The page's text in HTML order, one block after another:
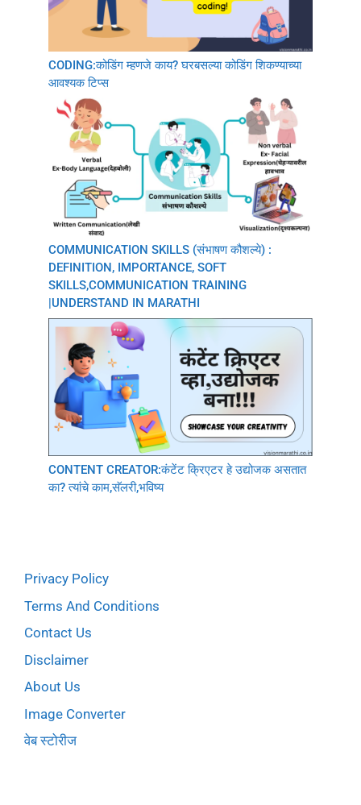
CODING:कोडिंग म्हणजे काय? घरबसल्या कोडिंग शिकण्याच्या
आवश्यक टिप्स
COMMUNICATION SKILLS (संभाषण कौशल्ये) :
DEFINITION, IMPORTANCE, SOFT
SKILLS,COMMUNICATION TRAINING
|UNDERSTAND IN MARATHI
CONTENT CREATOR:कंटेंट क्रिएटर हे उद्योजक असतात
का? त्यांचे काम,सॅलरी,भविष्य
Privacy Policy
Terms And Conditions
Contact Us
Disclaimer
About Us
Image Converter
वेब स्टोरीज